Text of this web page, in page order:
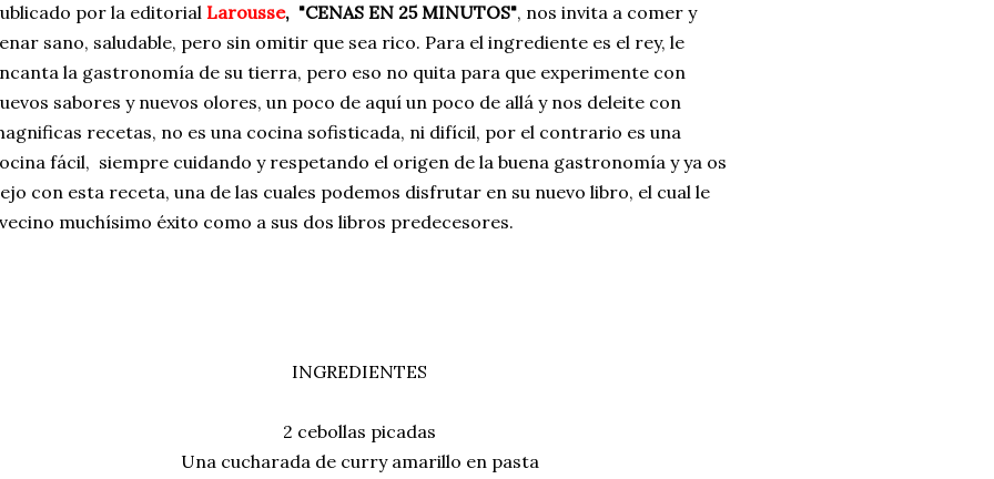
por la editorialLarousse, "CENAS EN 25 MINUTOS", nos invita a comer y
sano, saludable, pero sin omitir que sea rico. Para el ingrediente es el rey, le
la gastronomía de su tierra, pero eso no quita para que experimente con
sabores y nuevos olores, un poco de aquí un poco de allá y nos deleite con
recetas, no es una cocina sofisticada, ni difícil, por el contrario es una
fácil, siempre cuidando y respetando el origen de la buena gastronomía y ya os
con esta receta, una de las cuales podemos disfrutar en su nuevo libro, el cual le
muchísimo éxito como a sus dos libros predecesores.
INGREDIENTES
2 cebollas picadas
Una cucharada de curry amarillo en pasta